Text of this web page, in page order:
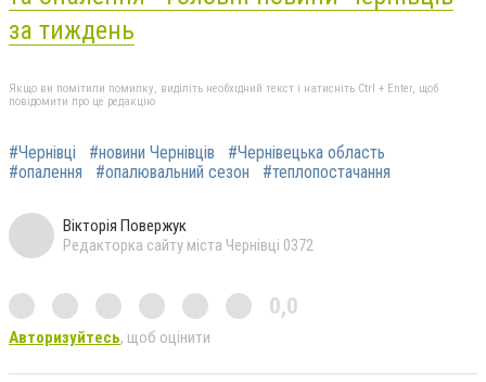
за тиждень
Якщо ви помітили помилку, виділіть необхідний текст і натисніть Ctrl + Enter, щоб
повідомити про це редакцію
#Чернівці #новини Чернівців
#Чернівецька область
#опалення
#опалювальний сезон #теплопостачання
Вікторія Повержук
Редакторка сайту міста Чернівці 0372
0,0
Авторизуйтесь, щоб оцінити